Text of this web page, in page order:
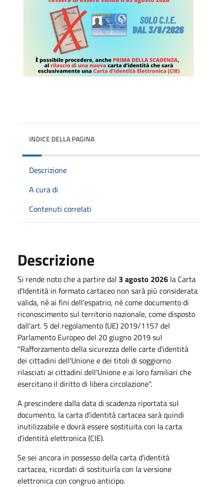
INDICE DELLA PAGINA
Descrizione
A cura di
Contenuti correlati
Descrizione
Si rende noto che a partire dal 3 agosto 2026 la Carta
d'Identità in formato cartaceo non sarà più considerata
valida, né ai fini dell’espatrio, né come documento di
riconoscimento sul territorio nazionale, come disposto
dall'art. 5 del regolamento (UE) 2019/1157 del
Parlamento Europeo del 20 giugno 2019 sul
"Rafforzamento della sicurezza delle carte d'identità
dei cittadini dell'Unione e dei titoli di soggiorno
rilasciati ai cittadini dell'Unione e ai loro familiari che
esercitano il diritto di libera circolazione".
A prescindere dalla data di scadenza riportata sul
documento, la carta d’identità cartacea sarà quindi
inutilizzabile e dovrà essere sostituita con la carta
d’identità elettronica (CIE).
Se sei ancora in possesso della carta d'identità
cartacea, ricordati di sostituirla con la versione
elettronica con congruo anticipo.